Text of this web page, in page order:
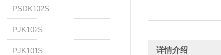
PSDK102S
PJK102S
PJK101S 详情介绍